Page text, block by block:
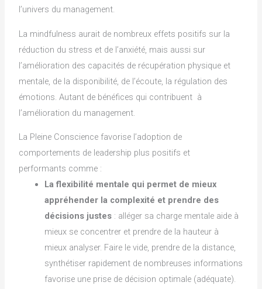
l’univers du management.
La mindfulness aurait de nombreux effets positifs sur la
réduction du stress et de l’anxiété, mais aussi sur
l’amélioration des capacités de récupération physique et
mentale, de la disponibilité, de l’écoute, la régulation des
émotions. Autant de bénéfices qui contribuent à
l’amélioration du management.
La Pleine Conscience favorise l’adoption de
comportements de leadership plus positifs et
performants comme :
La flexibilité mentale qui permet de mieux
appréhender la complexité et prendre des
décisions justes : alléger sa charge mentale aide à
mieux se concentrer et prendre de la hauteur à
mieux analyser. Faire le vide, prendre de la distance,
synthétiser rapidement de nombreuses informations
favorise une prise de décision optimale (adéquate).